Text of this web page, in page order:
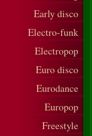
Early disco
Electro-funk
Electropop
Euro disco
Eurodance
Europop
Freestyle